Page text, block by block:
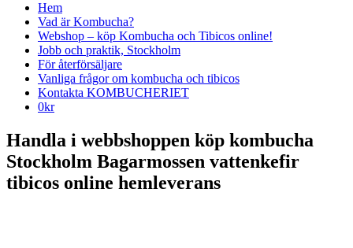
Hem
Vad är Kombucha?
Webshop – köp Kombucha och Tibicos online!
Jobb och praktik, Stockholm
För återförsäljare
Vanliga frågor om kombucha och tibicos
Kontakta KOMBUCHERIET
0kr
Handla i webbshoppen köp kombucha
Stockholm Bagarmossen vattenkefir
tibicos online hemleverans